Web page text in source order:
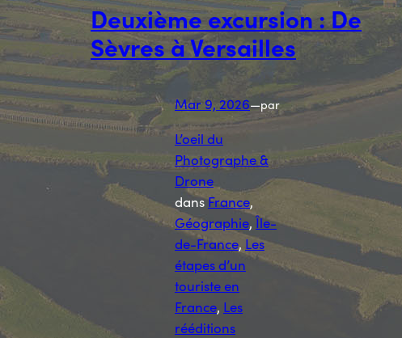
Deuxième excursion : De
Sèvres à Versailles
Mar 9, 2026—par
L’oeil du
Photographe &
Drone
dansFrance
Géographie, Île-
de-France, Les
étapes d’un
touriste en
France, Les
rééditions